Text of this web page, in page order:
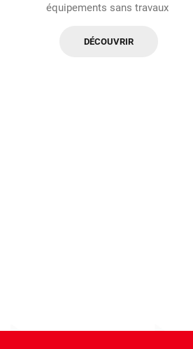
équipements sans travaux
DÉCOUVRIR